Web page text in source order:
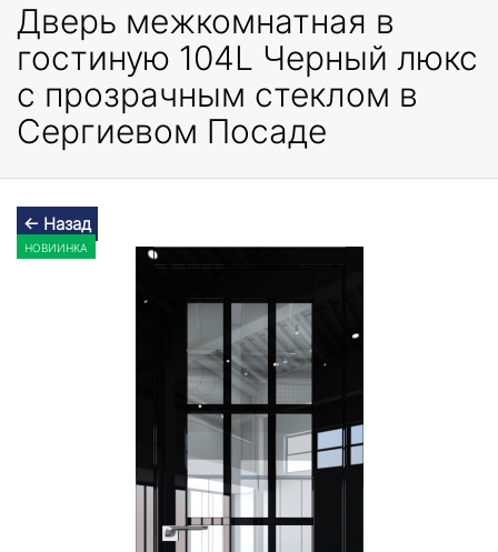
Дверь межкомнатная в
гостиную 104L Черный люкс
с прозрачным стеклом в
Сергиевом Посаде
← Назад
НОВИИНКА